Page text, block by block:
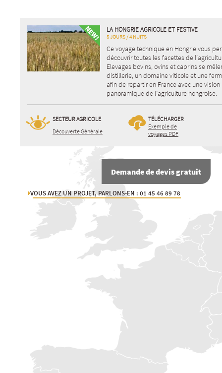
LA HONGRIE AGRICOLE ET FESTIVE
5 JOURS / 4 NUITS
Ce voyage technique en Hongrie vous
découvrir toutes les facettes de
Elevages bovins, ovins et caprins se
distillerie, un domaine viticole et une
afin de repartir en France avec une vision
panoramique de l’agriculture hongroise.
SECTEUR AGRICOLE
Découverte Générale
TÉLÉCHARGER
Exemple de
voyages PDF
Demande de devis gratuit
VOUS AVEZ UN PROJET, PARLONS-EN : 01 45 46 89 78